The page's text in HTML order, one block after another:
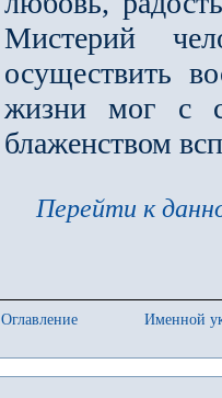
Мистерий
осуществить
жизни мог с
блаженством
Перейти к
Оглавление
Именной